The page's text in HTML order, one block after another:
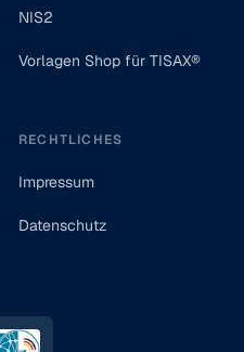
NIS2
Vorlagen Shop für TISAX®
RECHTLICHES
Impressum
Datenschutz